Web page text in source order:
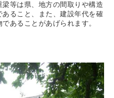
等は県、地方の間取りや構造
ること、また、建設年代を確
あることがあげられます。